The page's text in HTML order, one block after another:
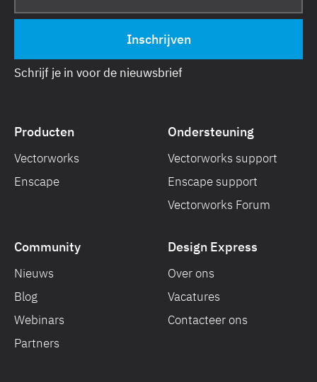
Schrijf je in voor de nieuwsbrief
Producten
Vectorworks
Enscape
Ondersteuning
Vectorworks support
Enscape support
Vectorworks Forum
Community
Nieuws
Blog
Webinars
Partners
Design Express
Over ons
Vacatures
Contacteer ons